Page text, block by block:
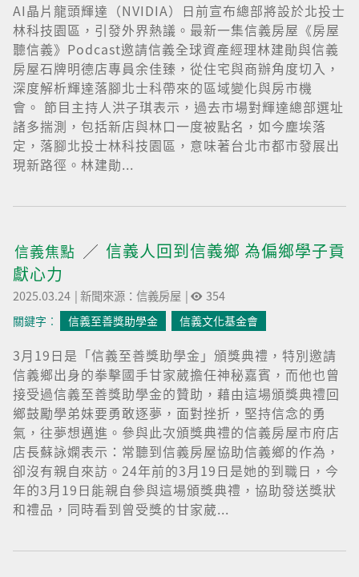
AI晶片龍頭輝達（NVIDIA）日前宣布總部將設於北投士
林科技園區，引發外界熱議。最新一集信義房屋《房屋
聽信義》Podcast邀請信義全球資產經理林建勛與信義
房屋石牌明德店專員余佳臻，從住宅與商辦角度切入，
深度解析輝達落腳北士科帶來的區域變化與房市機
會。 節目主持人洪子琪表示，過去市場對輝達總部選址
諸多揣測，包括新店與林口一度被點名，如今塵埃落
定，落腳北投士林科技園區，意味著台北市都市發展出
現新路徑。林建勛...
信義焦點
信義人回到信義鄉 為偏鄉學子貢
獻心力
2025.03.24 |新聞來源：信義房屋 | 354
關鍵字︰ 信義至善獎助學金 信義文化基金會
3月19日是「信義至善獎助學金」頒獎典禮，特別邀請
信義鄉出身的拳擊國手甘家葳擔任神秘嘉賓，而他也曾
接受過信義至善獎助學金的贊助，藉由這場頒獎典禮回
鄉鼓勵學弟妹要勇敢逐夢，面對挫折，堅持信念的勇
氣，往夢想邁進。參與此次頒獎典禮的信義房屋市府店
店長蘇詠嫻表示：常聽到信義房屋協助信義鄉的作為，
卻沒有親自來訪。24年前的3月19日是她的到職日，今
年的3月19日能親自參與這場頒獎典禮，協助發送獎狀
和禮品，同時看到曾受獎的甘家葳...